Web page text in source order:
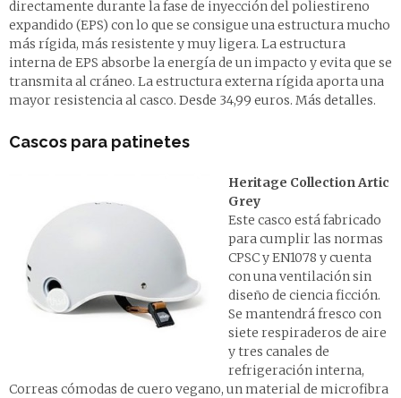
directamente durante la fase de inyección del poliestireno
expandido (EPS) con lo que se consigue una estructura mucho
más rígida, más resistente y muy ligera. La estructura
interna de EPS absorbe la energía de un impacto y evita que se
transmita al cráneo. La estructura externa rígida aporta una
mayor resistencia al casco. Desde 34,99 euros. Más detalles.
Cascos para patinetes
Heritage Collection Artic
Grey
Este casco está fabricado
para cumplir las normas
CPSC y EN1078 y cuenta
con una ventilación sin
diseño de ciencia ficción.
Se mantendrá fresco con
siete respiraderos de aire
y tres canales de
refrigeración interna,
Correas cómodas de cuero vegano, un material de microfibra